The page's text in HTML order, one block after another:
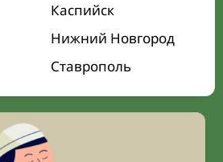
Каспийск
Нижний Новгород
Ставрополь